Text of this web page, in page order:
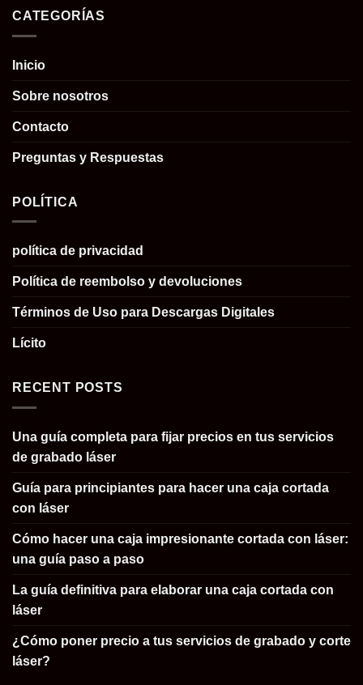
CATEGORÍAS
Inicio
Sobre nosotros
Contacto
Preguntas y Respuestas
POLÍTICA
política de privacidad
Política de reembolso y devoluciones
Términos de Uso para Descargas Digitales
Lícito
RECENT POSTS
Una guía completa para fijar precios en tus servicios
de grabado láser
Guía para principiantes para hacer una caja cortada
con láser
Cómo hacer una caja impresionante cortada con láser:
una guía paso a paso
La guía definitiva para elaborar una caja cortada con
láser
¿Cómo poner precio a tus servicios de grabado y corte
láser?